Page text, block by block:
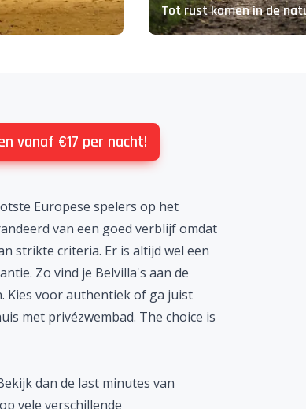
Tot rust komen in de
vanaf €17 per nacht!
Europese spelers op het
van een goed verblijf omdat
strikte criteria. Er is altijd wel een
. Zo vind je Belvilla's aan de
Kies voor authentiek of ga juist
met privézwembad. The choice is
dan de last minutes van
vele verschillende